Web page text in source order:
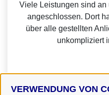
VERWENDUNG VON
Viele Leistungen sind
angeschlossen. Dort
über alle gestellten
unkompliziert